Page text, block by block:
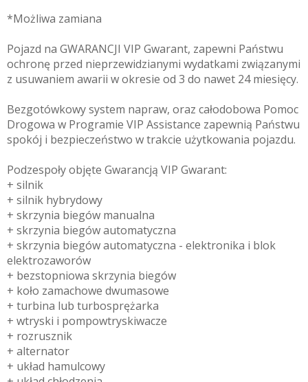
*Możliwa zamiana
Pojazd na GWARANCJI VIP Gwarant, zapewni Państwu
ochronę przed nieprzewidzianymi wydatkami związanymi
z usuwaniem awarii w okresie od 3 do nawet 24 miesięcy.
Bezgotówkowy system napraw, oraz całodobowa Pomoc
Drogowa w Programie VIP Assistance zapewnią Państwu
spokój i bezpieczeństwo w trakcie użytkowania pojazdu.
Podzespoły objęte Gwarancją VIP Gwarant:
+ silnik
+ silnik hybrydowy
+ skrzynia biegów manualna
+ skrzynia biegów automatyczna
+ skrzynia biegów automatyczna - elektronika i blok
elektrozaworów
+ bezstopniowa skrzynia biegów
+ koło zamachowe dwumasowe
+ turbina lub turbosprężarka
+ wtryski i pompowtryskiwacze
+ rozrusznik
+ alternator
+ układ hamulcowy